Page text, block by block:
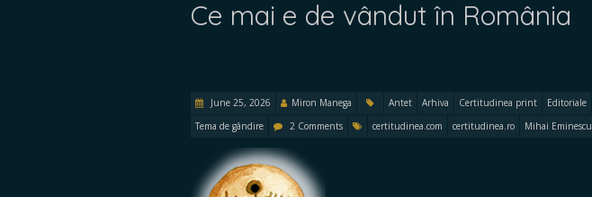
Ce mai e de vândut în România
June 25, 2026 Miron Manega Antet Arhiva Certitudinea print Editoriale
Tema de gândire
2 Comments certitudinea.com certitudinea.ro Mihai Eminescu